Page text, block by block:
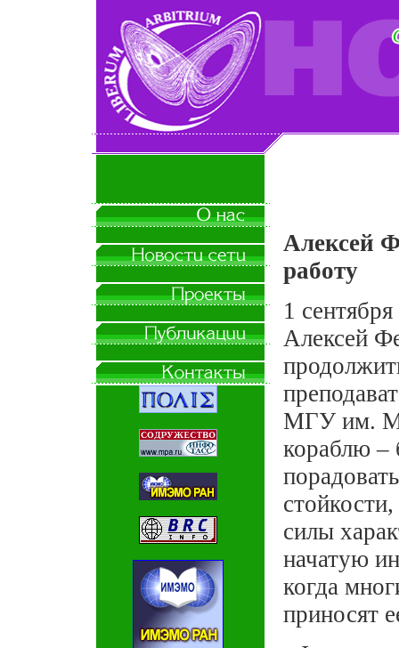
Алексей
работу
1
Алексей
МГУ им.
кораблю –
силы
начатую
когда
приносят